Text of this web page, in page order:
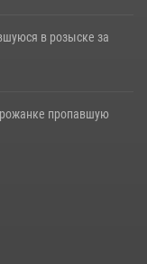
в розыске за
пропавшую